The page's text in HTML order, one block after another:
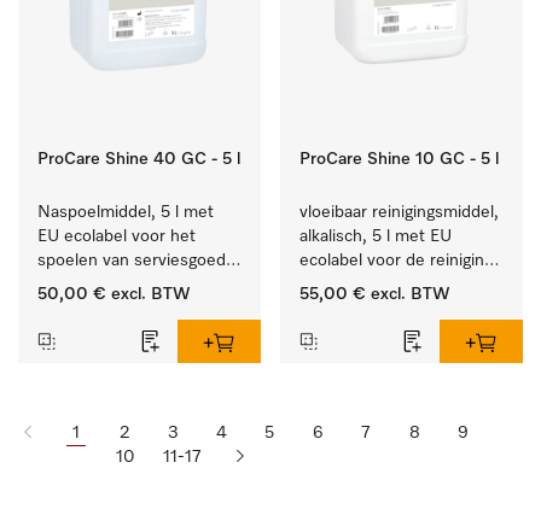
ProCare Shine 40 GC - 5 l
Naspoelmiddel, 5 l met
EU ecolabel voor het
spoelen van serviesgoed,
bestek en glazen.
50,00 € excl. BTW
ProCare Shine 10 GC - 5 l
vloeibaar reinigingsmiddel,
alkalisch, 5 l met EU
ecolabel voor de reiniging
van alledaags vuil op
glazen.
55,00 € excl. BTW
1 2 3 4 5 6 7 8
9
10
11-17